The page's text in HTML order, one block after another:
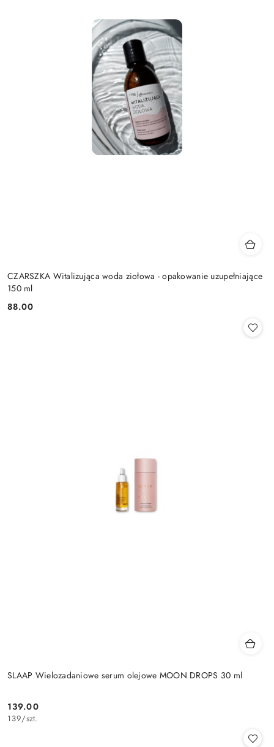
CZARSZKA Witalizująca woda ziołowa - opakowanie uzupełniające
150 ml
Cena:
88.00
SLAAP Wielozadaniowe serum olejowe MOON DROPS 30 ml
Cena:
139.00
139/szt.